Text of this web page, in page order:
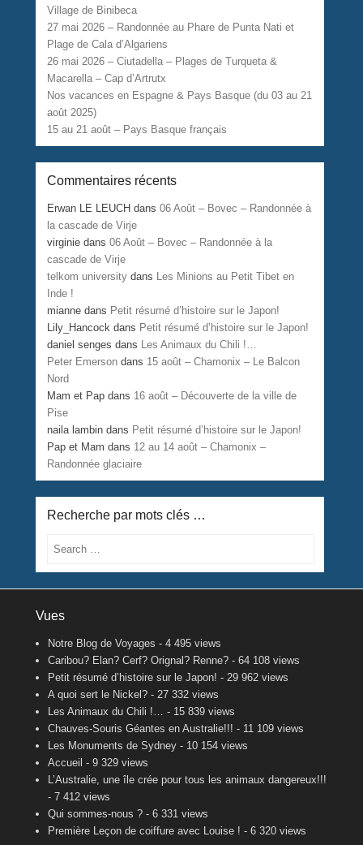
Village de Binibeca
27 mai 2026 – Randonnée au Phare de Punta Nati et
Plage de Cala d’Algariens
26 mai 2026 – Ciutadella – Plages de Turqueta &
Macarella – Cap d’Artrutx
Nos vacances en Espagne & Pays Basque (du 03 au 21
août 2025)
15 au 21 août – Pays Basque français
Commentaires récents
Erwan LE LEUCH dans06 Août – Bovec – Randonnée à
la cascade de Virje
virginie dans06 Août – Bovec – Randonnée à la
cascade de Virje
telkom university dans Les Minions au Petit Tibet en
Inde !
mianne dans Petit résumé d’histoire sur le Japon!
Lily_Hancock dans Petit résumé d’histoire sur le Japon!
daniel senges dans Les Animaux du Chili !…
Peter Emerson dans 15 août – Chamonix – Le Balcon
Nord
Mam et Pap dans 16 août – Découverte de la ville de
Pise
naila lambin dans Petit résumé d’histoire sur le Japon!
Pap et Mam dans 12 au 14 août – Chamonix –
Randonnée glaciaire
Recherche par mots clés …
Search
Vues
Notre Blog de Voyages - 4 495 views
Caribou? Elan? Cerf? Orignal? Renne? - 64 108 views
Petit résumé d’histoire sur le Japon! - 29 962 views
A quoi sert le Nickel? - 27 332 views
Les Animaux du Chili !… - 15 839 views
Chauves-Souris Géantes en Australie!!! - 11 109 views
Les Monuments de Sydney - 10 154 views
Accueil - 9 329 views
L’Australie, une île crée pour tous les animaux dangereux!!!
- 7 412 views
Qui sommes-nous ? - 6 331 views
Première Leçon de coiffure avec Louise ! - 6 320 views